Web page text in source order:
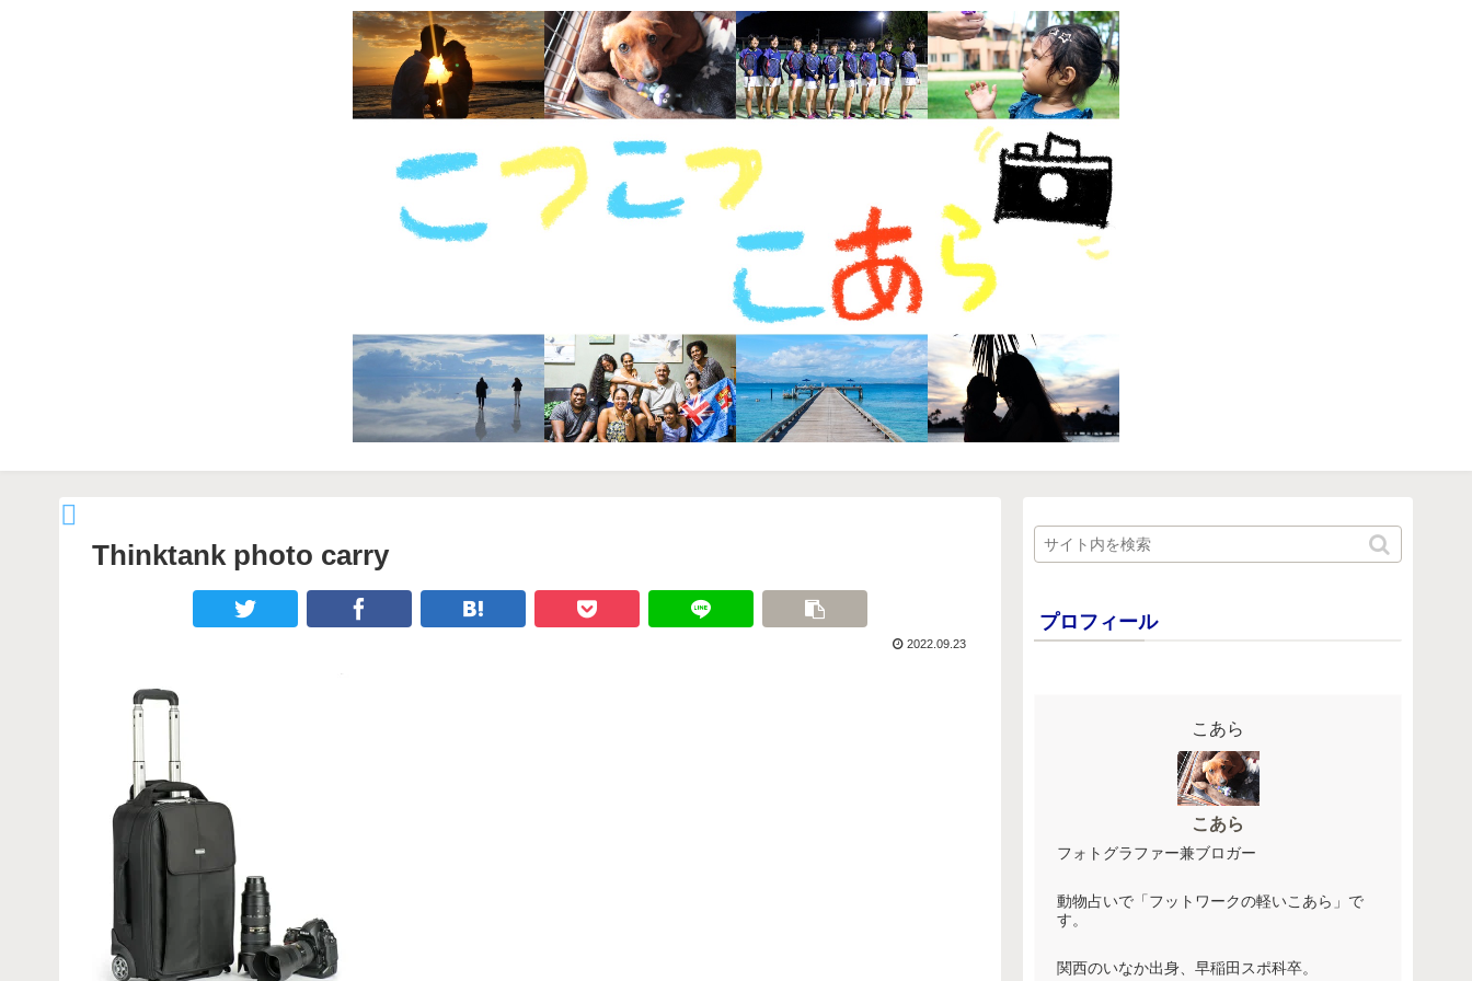
Thinktank photo carry
2022.09.23
プロフィール
こあら
こあら
フォトグラファー兼ブロガー
動物占いで「フットワークの軽いこあら」で
す。
関西のいなか出身、早稲田スポ科卒。